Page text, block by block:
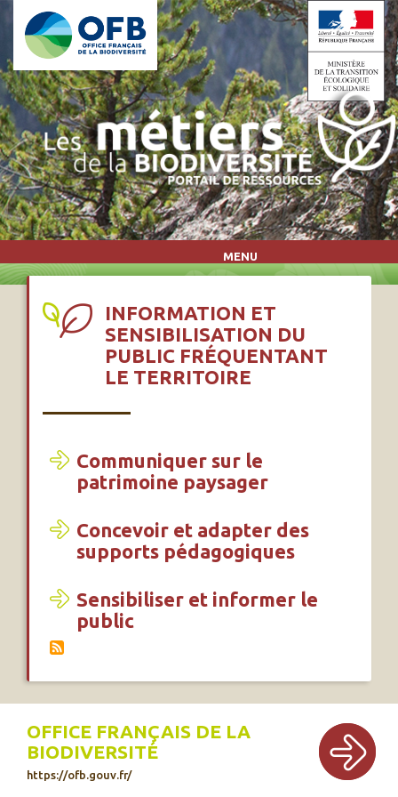
Aller au contenu principal
MENU
INFORMATION ET
SENSIBILISATION DU
PUBLIC FRÉQUENTANT
LE TERRITOIRE
Communiquer sur le
patrimoine paysager
Concevoir et adapter des
supports pédagogiques
Sensibiliser et informer le
public
OFFICE FRANÇAIS DE LA
BIODIVERSITÉ
https://ofb.gouv.fr/